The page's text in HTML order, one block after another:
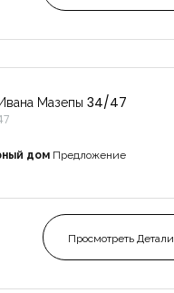
Мазепы 34/47
дом Предложение
Просмотреть Детали